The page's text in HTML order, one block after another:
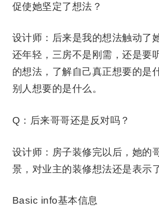
促使她坚定了想法？
设计师：后来是我的想法触动了
还年轻，三房不是刚需，还是要
的想法，了解自己真正想要的是
别人想要的是什么。
Q：后来哥哥还是反对吗？
设计师：房子装修完以后，她的
景，对业主的装修想法还是表示
Basic info基本信息